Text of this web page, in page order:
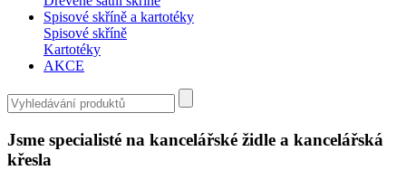
Spisové skříně a kartotéky
Spisové skříně
Kartotéky
AKCE
Jsme specialisté na kancelářské židle a kancelářská
křesla